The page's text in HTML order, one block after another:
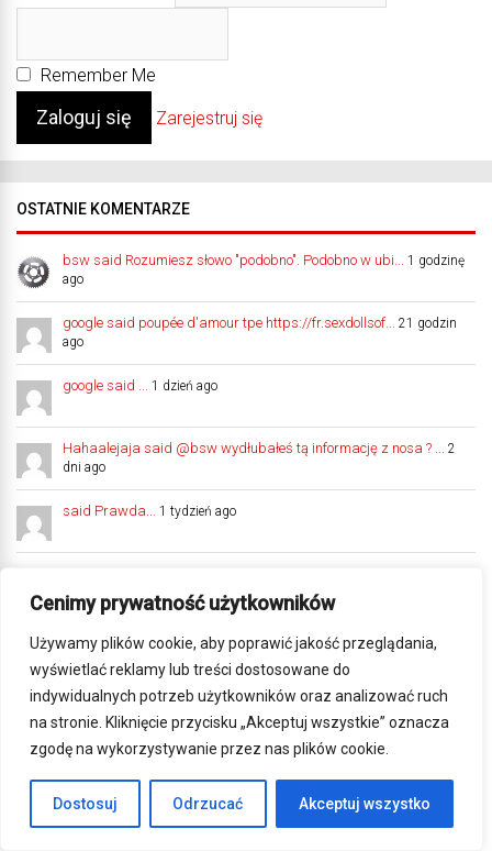
Cenimy prywatność użytkowników
Używamy plików cookie, aby poprawić jakość przeglądania,
wyświetlać reklamy lub treści dostosowane do
indywidualnych potrzeb użytkowników oraz analizować ruch
na stronie. Kliknięcie przycisku „Akceptuj wszystkie” oznacza
zgodę na wykorzystywanie przez nas plików cookie.
Dostosuj Odrzucać Akceptuj wszystko
Remember Me
Zarejestruj się
OSTATNIE KOMENTARZE
bsw said Rozumiesz słowo "podobno". Podobno w ubi...
1 godzinę
ago
google said poupée d'amour tpe https://fr.sexdollsof...
21 godzin
ago
google said ... 1 dzień ago
Hahaalejaja said @bsw wydłubałeś tą informację z nosa ? ...
2
dni ago
said Prawda... 1 tydzień ago
ago
Sa 1100 said Jak to skomentuje? czemu kupują tanie Ho...
1
miesiąc ago
jas13 said @bsw, polowałem na GB w lutym 2025, już ... 1 miesiąc
ago
bsw said Z drugiej strony tegorocznym ewenementem...
ago
jas13 said @bsw, dobra 125 potrafi kosztować prawie...
1